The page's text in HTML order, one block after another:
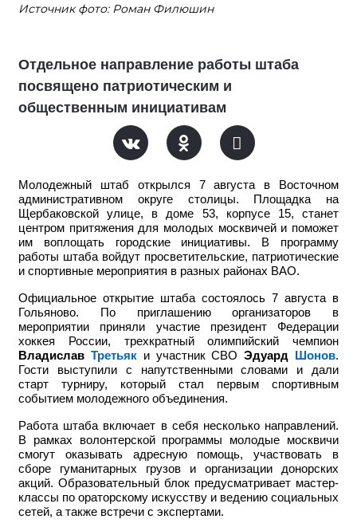
Источник фото: Роман Филюшин
Отдельное направление работы штаба
посвящено патриотическим и
общественным инициативам
Молодежный штаб открылся 7 августа в Восточном
административном округе столицы. Площадка на
Щербаковской улице, в доме 53, корпусе 15, станет
центром притяжения для молодых москвичей и поможет
им воплощать городские инициативы. В программу
работы штаба войдут просветительские, патриотические
и спортивные мероприятия в разных районах ВАО.
Официальное открытие штаба состоялось 7 августа в
Гольяново. По приглашению организаторов в
мероприятии приняли участие
президент Федерации
хоккея России, трехкратный олимпийский чемпион
Владислав Третьяки участник СВО Эдуард Шонов.
Гости выступили с напутственными словами и дали
старт турниру, который стал первым спортивным
событием молодежного объединения.
Работа штаба включает в себя несколько направлений.
В рамках волонтерской программы молодые москвичи
смогут оказывать адресную помощь, участвовать в
сборе гуманитарных грузов и организации донорских
акций. Образовательный блок предусматривает мастер-
классы по ораторскому искусству и ведению социальных
сетей, а также встречи с экспертами.